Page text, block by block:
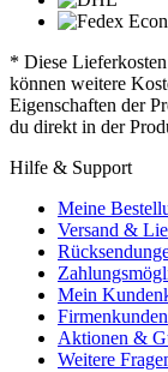
* Diese
können weitere
Eigenschaften der
du direkt in der
Hilfe & Support
Meine
Versand &
Mein
Firmenkunden
Aktionen &
Weitere